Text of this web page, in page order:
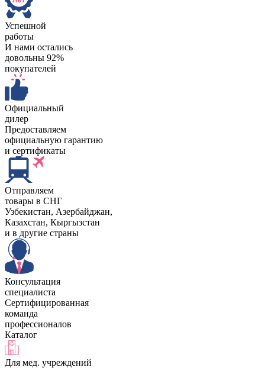
Успешной
работы
И нами остались
довольны 92%
покупателей
Официальный
дилер
Предоставляем
официальную гарантию
и сертификаты
Отправляем
товары в СНГ
Узбекистан, Aзербайджан,
Казахстан, Кыргызстан
и в другие страны
Консультация
специалиста
Сертифицированная
команда
профессионалов
Каталог
Для мед. учреждений